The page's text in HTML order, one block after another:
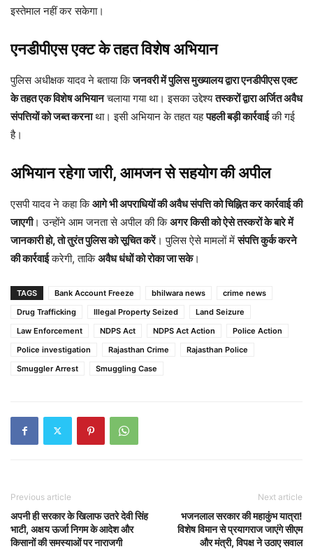
इस्तेमाल नहीं कर सकेगा।
एनडीपीएस एक्ट के तहत विशेष अभियान
पुलिस अधीक्षक यादव ने बताया किजनवरी में पुलिस मुख्यालय द्वारा एनडीपीएस एक्ट
के तहत एक विशेष अभियानचलाया गया था। इसका उद्देश्यतस्करों द्वारा अर्जित अवैध
संपत्तियों को जब्त करनाथा। इसी अभियान के तहत यहपहली बड़ी कार्रवाईकी गई
है।
अभियान रहेगा जारी, आमजन से सहयोग की अपील
एसपी यादव ने कहा किआगे भी अपराधियों की अवैध संपत्ति को चिह्नित कर कार्रवाई की
जाएगी। उन्होंने आम जनता से अपील की किअगर किसी को ऐसे तस्करों के बारे में
जानकारी हो, तो तुरंत पुलिस को सूचित करें। पुलिस ऐसे मामलों मेंसंपत्ति कुर्क करने
की कार्रवाईकरेगी, ताकिअवैध धंधों को रोका जा सके।
TAGS Bank Account Freeze bhilwara news
crime news
Drug Trafficking
Illegal Property Seized
Land Seizure
Law Enforcement
NDPS Act NDPS Act Action
Police Action
Police investigation
Rajasthan Crime
Rajasthan Police
Smuggler Arrest
Smuggling Case
Previous article
अपनी ही सरकार के खिलाफ उतरे देवी सिंह
भाटी, अक्षय ऊर्जा निगम के आदेश और
किसानों की समस्याओं पर नाराजगी
Next article
भजनलाल सरकार की महाकुंभ यात्रा!
विशेष विमान से प्रयागराज जाएंगे सीएम
और मंत्री, विपक्ष ने उठाए सवाल